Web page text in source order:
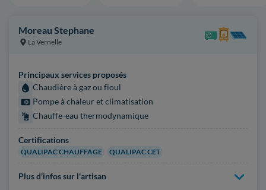
Moreau Stephane
La Vernelle
Principaux services proposés
Chaudière à gaz ou fioul
Pompe à chaleur et climatisation
Chauffe-eau thermodynamique
Certifications
QUALIPAC CHAUFFAGE QUALIPAC CET
Plus d'infos sur l'artisan